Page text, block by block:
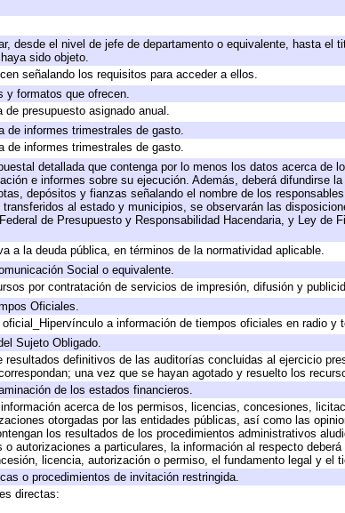
desde el nivel de jefe de departamento o equivalente, hasta el
sido objeto.
señalando los requisitos para acceder a ellos.
y formatos que ofrecen.
presupuesto asignado anual.
de informes trimestrales de gasto.
de informes trimestrales de gasto.
detallada que contenga por lo menos los datos acerca de
e informes sobre su ejecución. Además, deberá difundirse
depósitos y fianzas señalando el nombre de los
al estado y municipios, se observarán las
de Presupuesto y Responsabilidad Hacendaria, y Ley de
a la deuda pública, en términos de la normatividad aplicable.
Social o equivalente.
por contratación de servicios de impresión, difusión y
Oficiales.
a información de tiempos oficiales en radio y
Sujeto Obligado.
definitivos de las auditorías concluidas al ejercicio
una vez que se hayan agotado y resuelto los
de los estados financieros.
acerca de los permisos, licencias, concesiones,
otorgadas por las entidades públicas, así como las
los resultados de los procedimientos administrativos
autorizaciones a particulares, la información al respecto
licencia, autorización o permiso, el fundamento legal y el
o procedimientos de invitación restringida.
directas: